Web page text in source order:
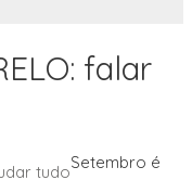
falar
Setembro é